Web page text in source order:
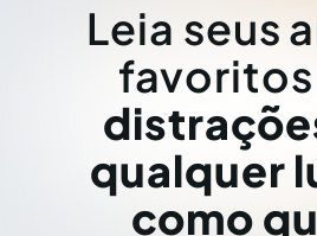
Leia seus
favoritos
qualquer
como